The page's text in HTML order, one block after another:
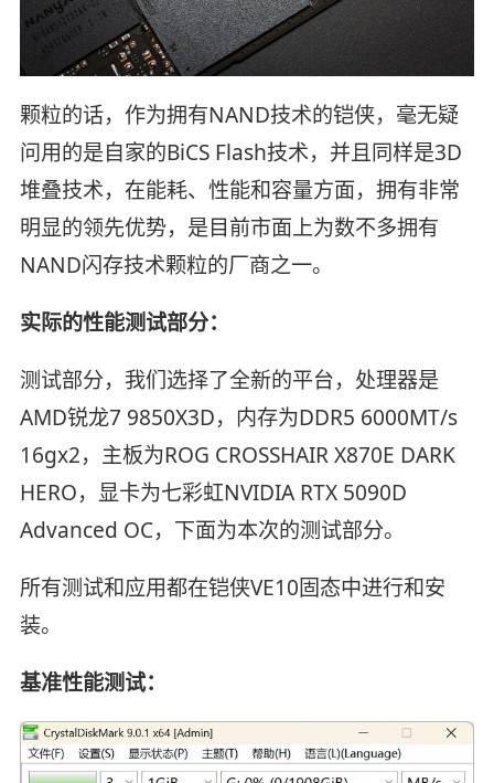
颗粒的话，作为拥有NAND技术的铠侠，毫无疑
问用的是自家的BiCS Flash技术，并且同样是3D
堆叠技术，在能耗、性能和容量方面，拥有非常
明显的领先优势，是目前市面上为数不多拥有
NAND闪存技术颗粒的厂商之一。
实际的性能测试部分：
测试部分，我们选择了全新的平台，处理器是
AMD锐龙7 9850X3D，内存为DDR5 6000MT/s
16gx2，主板为ROG CROSSHAIR X870E DARK
HERO，显卡为七彩虹NVIDIA RTX 5090D
Advanced OC，下面为本次的测试部分。
所有测试和应用都在铠侠VE10固态中进行和安
装。
基准性能测试：